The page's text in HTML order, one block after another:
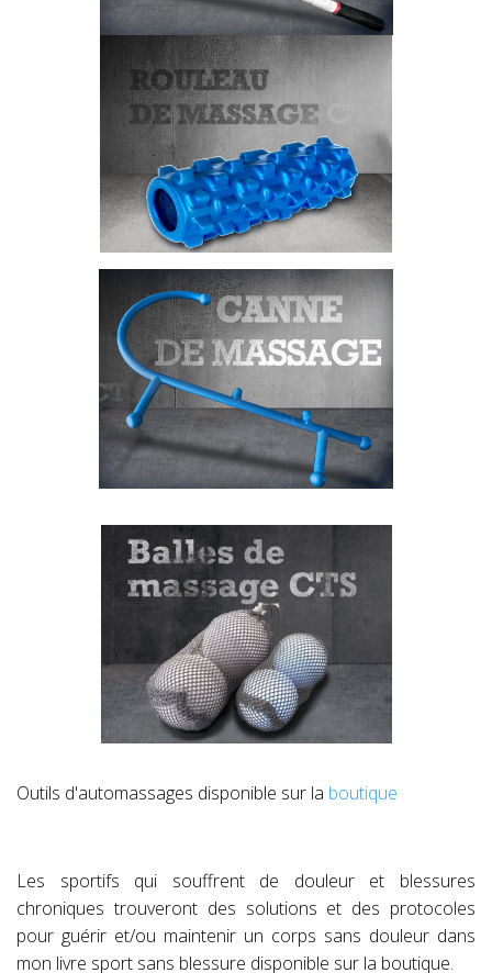
Outils d'automassages disponible sur la boutique
Les sportifs qui souffrent de douleur et blessures
chroniques trouveront des solutions et des protocoles
pour guérir et/ou maintenir un corps sans douleur dans
mon livre sport sans blessure disponible sur la boutique.